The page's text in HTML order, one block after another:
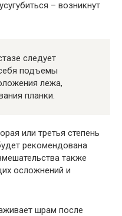
– возникнут
следует
подъемы
лежа,
планки.
или третья степень
рекомендована
также
осложнений и
шрам после